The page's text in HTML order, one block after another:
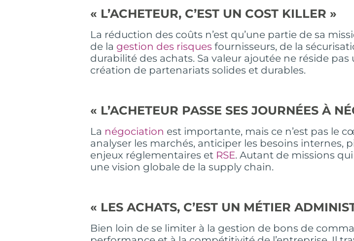
« L’ACHETEUR, C’EST UN COST KILLER »
La réduction des coûts n’est qu’une partie de sa
de la gestion des risques fournisseurs, de la
durabilité des achats. Sa valeur ajoutée ne réside
création de partenariats solides et durables.
« L’ACHETEUR PASSE SES JOURNÉES À
La négociation est importante, mais ce n’est pas le
analyser les marchés, anticiper les besoins internes,
enjeux réglementaires et RSE. Autant de missions
une vision globale de la supply chain.
« LES ACHATS, C’EST UN MÉTIER
Bien loin de se limiter à la gestion de bons de